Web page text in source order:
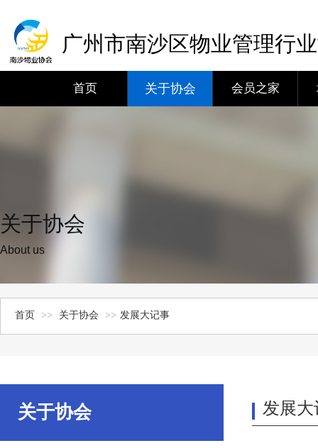
广州市南沙区物业管理行
首页 关于协会 会员之家
关于协会
About us
首页 >> 关于协会 >> 发展大记事
关于协会 发展大